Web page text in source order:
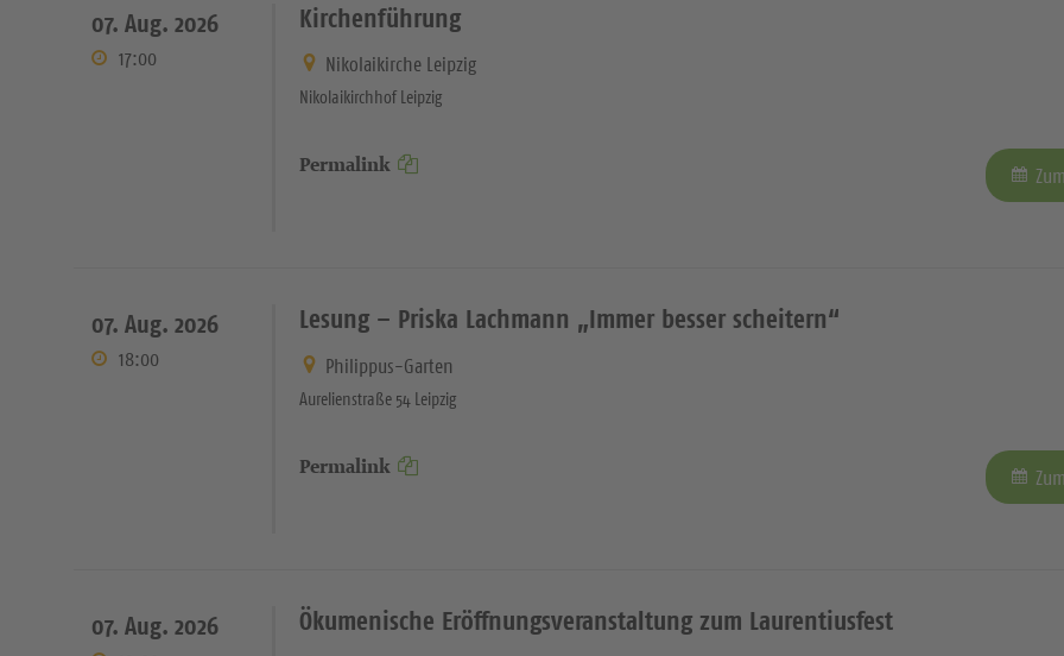
07. Aug. 2026
17:00
Kirchenführung
Nikolaikirche Leipzig
Nikolaikirchhof Leipzig
Permalink
07. Aug. 2026
18:00
Lesung – Priska Lachmann „Immer besser scheitern“
Philippus-Garten
Aurelienstraße 54 Leipzig
Permalink
07. Aug. 2026 Ökumenische Eröffnungsveranstaltung zum Laurentiusfest